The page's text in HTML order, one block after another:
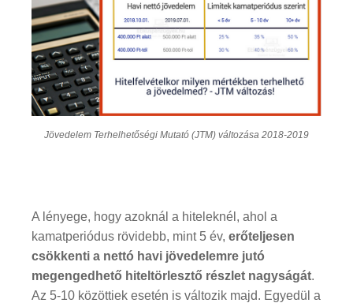
Jövedelem Terhelhetőségi Mutató (JTM) változása 2018-2019
A lényege, hogy azoknál a hiteleknél, ahol a
kamatperiódus rövidebb, mint 5 év, erőteljesen
csökkenti a nettó havi jövedelemre jutó
megengedhető hiteltörlesztő részlet nagyságát.
Az 5-10 közöttiek esetén is változik majd. Egyedül a